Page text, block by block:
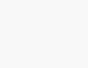
bylinkové